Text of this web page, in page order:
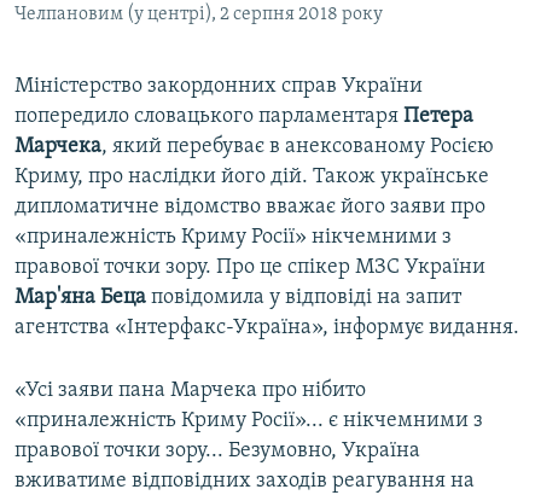
Челпановим (у центрі), 2 серпня 2018 року
Міністерство закордонних справ України
попередило словацького парламентаря Петера
Марчека, який перебуває в анексованому Росією
Криму, про наслідки його дій. Також українське
дипломатичне відомство вважає його заяви про
«приналежність Криму Росії» нікчемними з
правової точки зору. Про це спікер МЗС України
Мар'яна Беца повідомила у відповіді на запит
агентства «Інтерфакс-Україна», інформує видання.
«Усі заяви пана Марчека про нібито
«приналежність Криму Росії»... є нікчемними з
правової точки зору... Безумовно, Україна
вживатиме відповідних заходів реагування на